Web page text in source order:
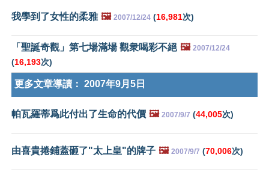
我學到了女性的柔雅 🖼️ 2007/12/24 (16,981次)
「聖誕奇觀」第七場滿場 觀衆喝彩不絕 🖼️ 2007/12/24
(16,193次)
更多文章導讀： 2007年9月5日
帕瓦羅蒂爲此付出了生命的代價 🖼️ 2007/9/7 (44,005次)
由喜貴捲鋪蓋砸了"太上皇"的牌子 🖼️ 2007/9/7 (70,006次)